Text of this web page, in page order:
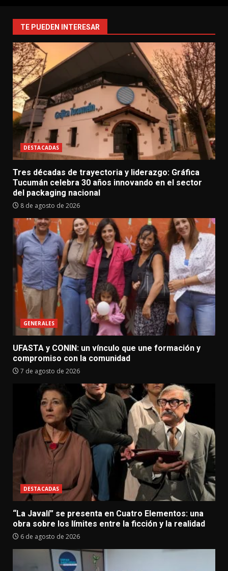
TE PUEDEN INTERESAR
DESTACADAS
Tres décadas de trayectoria y liderazgo: Gráfica
Tucumán celebra 30 años innovando en el sector
del packaging nacional
8 de agosto de 2026
GENERALES
UFASTA y CONIN: un vínculo que une formación y
compromiso con la comunidad
7 de agosto de 2026
DESTACADAS
“La Javalí” se presenta en Cuatro Elementos: una
obra sobre los límites entre la ficción y la realidad
6 de agosto de 2026